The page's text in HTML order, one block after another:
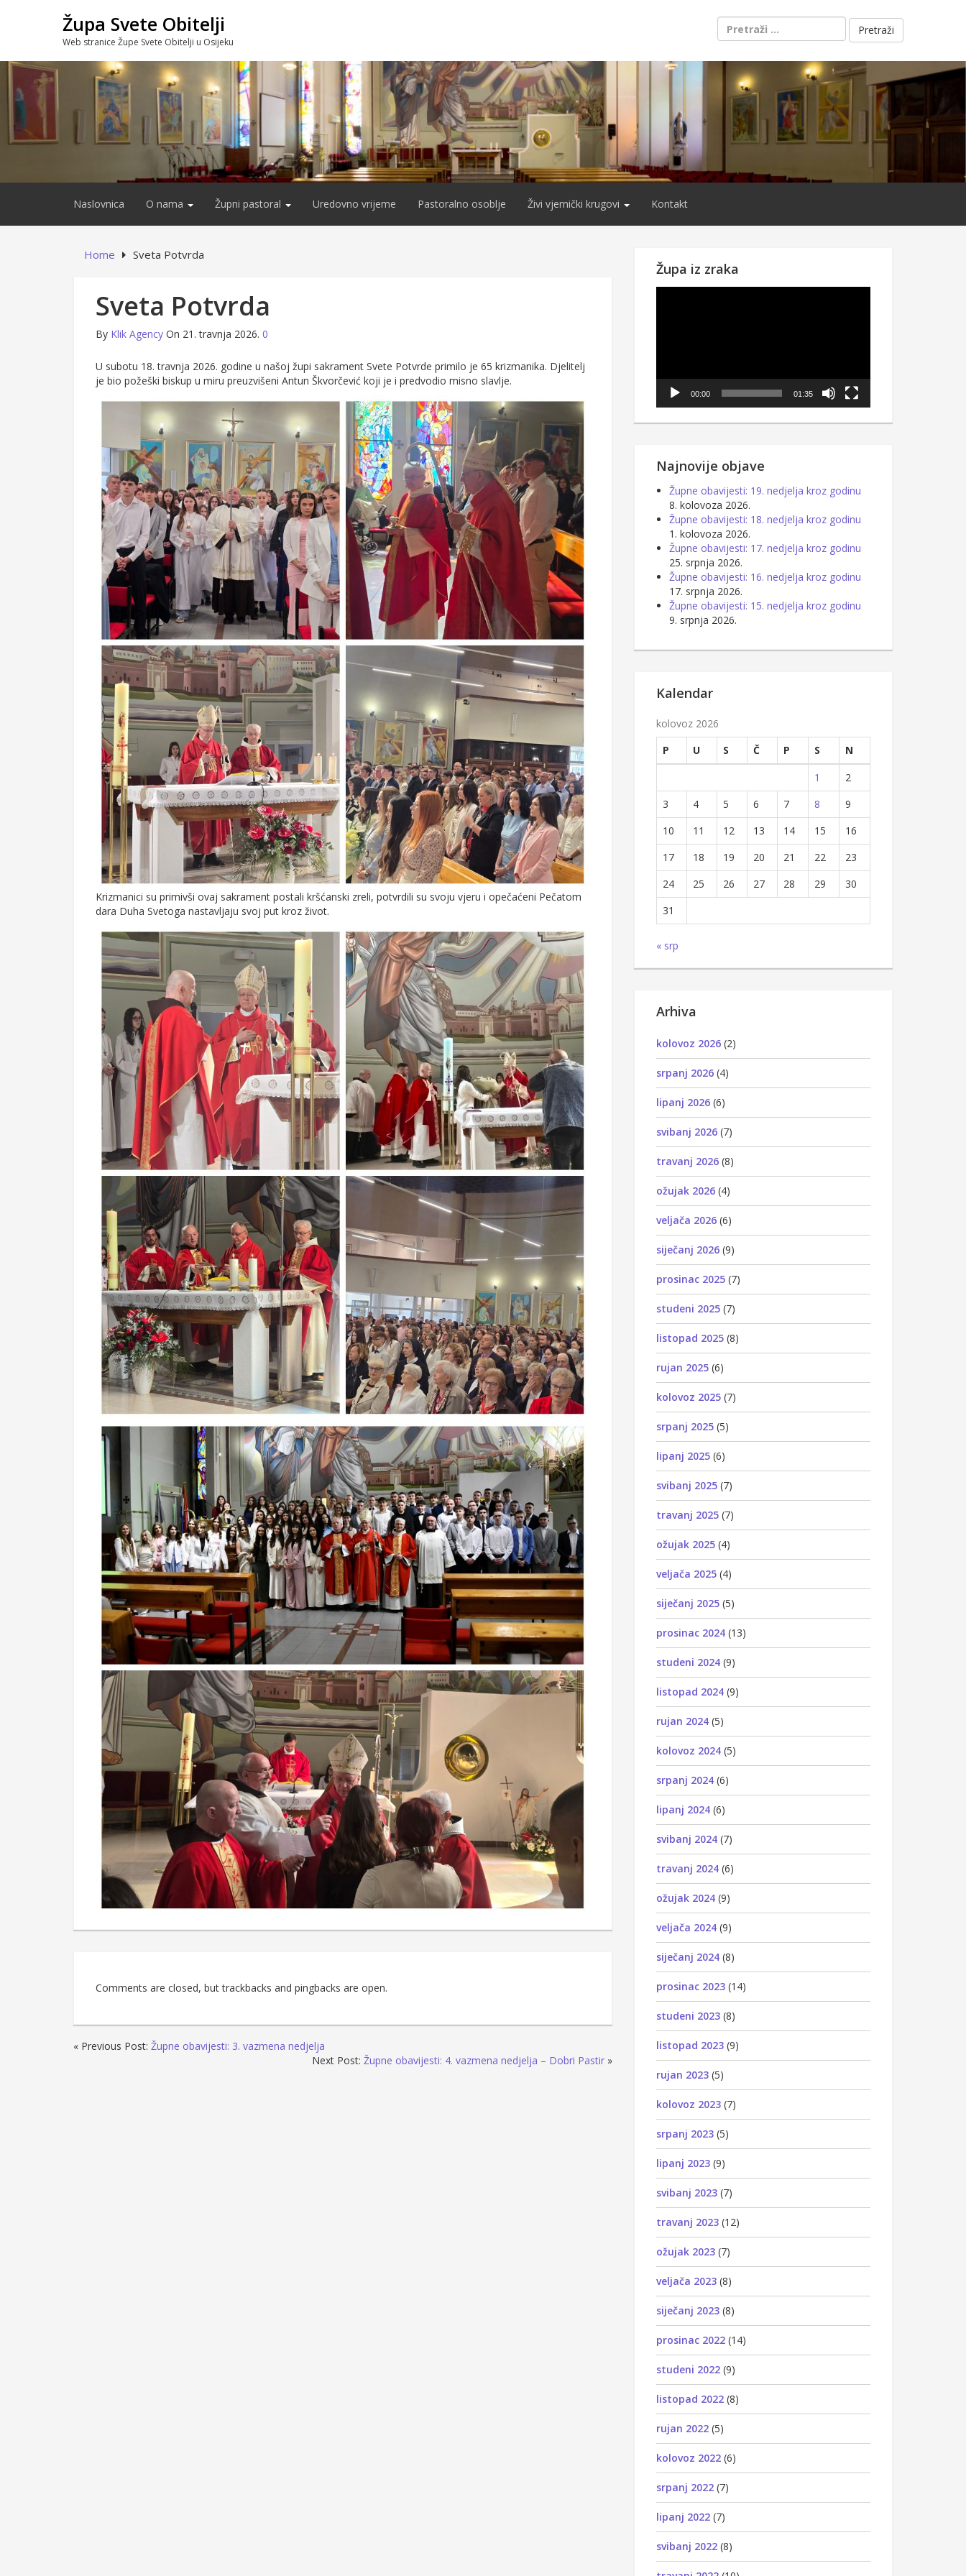
Župa Svete Obitelji
Web stranice Župe Svete Obitelji u Osijeku
Pretraži:
Naslovnica O nama Župni pastoral Uredovno vrijeme Pastoralno osoblje Živi vjernički krugovi Kontakt
Home Sveta Potvrda
Sveta Potvrda
By Klik Agency On 21. travnja 2026. 0
U subotu 18. travnja 2026. godine u našoj župi sakrament Svete Potvrde primilo je 65 krizmanika. Djelitelj
je bio požeški biskup u miru preuzvišeni Antun Škvorčević koji je i predvodio misno slavlje.
Krizmanici su primivši ovaj sakrament postali kršćanski zreli, potvrdili su svoju vjeru i opečaćeni Pečatom
dara Duha Svetoga nastavljaju svoj put kroz život.
Comments are closed, but trackbacks and pingbacks are open.
« Previous Post: Župne obavijesti: 3. vazmena nedjelja
Next Post: Župne obavijesti: 4. vazmena nedjelja – Dobri Pastir »
Župa iz zraka
00:00 01:35
Najnovije objave
Župne obavijesti: 19. nedjelja kroz godinu
8. kolovoza 2026.
Župne obavijesti: 18. nedjelja kroz godinu
1. kolovoza 2026.
Župne obavijesti: 17. nedjelja kroz godinu
25. srpnja 2026.
Župne obavijesti: 16. nedjelja kroz godinu
17. srpnja 2026.
Župne obavijesti: 15. nedjelja kroz godinu
9. srpnja 2026.
Kalendar
kolovoz 2026
P
U S Č P S
N
1
2
3
4 5 6 7 8
9
10
11 12 13 14 15
16
17
18 19 20 21 22
23
24
25 26 27 28 29
30
31
« srp
Arhiva
kolovoz 2026 (2)
srpanj 2026 (4)
lipanj 2026 (6)
svibanj 2026 (7)
travanj 2026 (8)
ožujak 2026 (4)
veljača 2026 (6)
siječanj 2026 (9)
prosinac 2025 (7)
studeni 2025 (7)
listopad 2025 (8)
rujan 2025 (6)
kolovoz 2025 (7)
srpanj 2025 (5)
lipanj 2025 (6)
svibanj 2025 (7)
travanj 2025 (7)
ožujak 2025 (4)
veljača 2025 (4)
siječanj 2025 (5)
prosinac 2024 (13)
studeni 2024 (9)
listopad 2024 (9)
rujan 2024 (5)
kolovoz 2024 (5)
srpanj 2024 (6)
lipanj 2024 (6)
svibanj 2024 (7)
travanj 2024 (6)
ožujak 2024 (9)
veljača 2024 (9)
siječanj 2024 (8)
prosinac 2023 (14)
studeni 2023 (8)
listopad 2023 (9)
rujan 2023 (5)
kolovoz 2023 (7)
srpanj 2023 (5)
lipanj 2023 (9)
svibanj 2023 (7)
travanj 2023 (12)
ožujak 2023 (7)
veljača 2023 (8)
siječanj 2023 (8)
prosinac 2022 (14)
studeni 2022 (9)
listopad 2022 (8)
rujan 2022 (5)
kolovoz 2022 (6)
srpanj 2022 (7)
lipanj 2022 (7)
svibanj 2022 (8)